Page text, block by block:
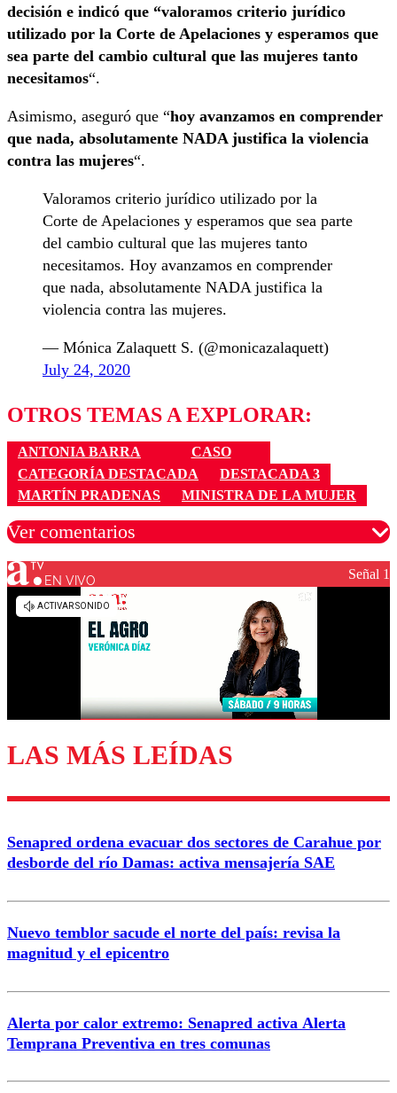
decisión e indicó que “valoramos criterio jurídico
utilizado por la Corte de Apelaciones y esperamos que
sea parte del cambio cultural que las mujeres tanto
necesitamos“.
Asimismo, aseguró que “hoy avanzamos en comprender
que nada, absolutamente NADA justifica la violencia
contra las mujeres“.
Valoramos criterio jurídico utilizado por la
Corte de Apelaciones y esperamos que sea parte
del cambio cultural que las mujeres tanto
necesitamos. Hoy avanzamos en comprender
que nada, absolutamente NADA justifica la
violencia contra las mujeres.
— Mónica Zalaquett S. (@monicazalaquett)
July 24, 2020
OTROS TEMAS A EXPLORAR:
ANTONIA BARRA
CASO
CATEGORÍA DESTACADA
DESTACADA 3
MARTÍN PRADENAS
MINISTRA DE LA MUJER
Ver comentarios
Los comentarios son moderados para garantizar un
diálogo respetuoso.
Enviar comentario
EN VIVO Señal 1
LAS MÁS LEÍDAS
Senapred ordena evacuar dos sectores de Carahue por
desborde del río Damas: activa mensajería SAE
Nuevo temblor sacude el norte del país: revisa la
magnitud y el epicentro
Alerta por calor extremo: Senapred activa Alerta
Temprana Preventiva en tres comunas